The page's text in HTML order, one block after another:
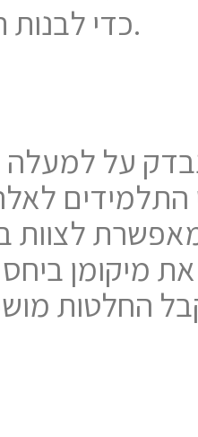
כדי לבנות תוכנית התערבות לא רק אישית אלא גם כיתתית.
התלמידים
לצוות
מיקומן
החלטות